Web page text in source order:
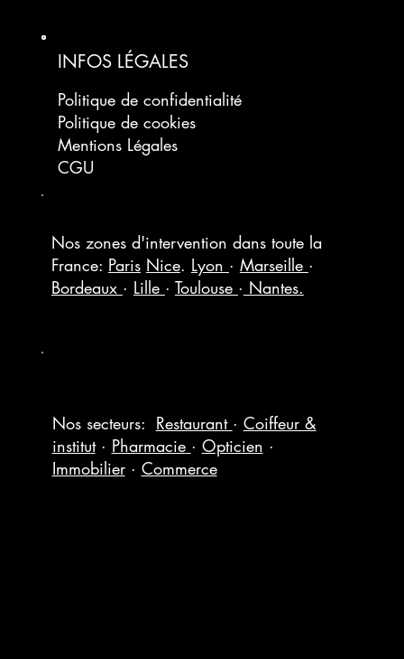
Nos zones d'intervention dans toute la
France: Paris Nice. Lyon · Marseille ·
Bordeaux · Lille · Toulouse · Nantes.
Nos secteurs: Restaurant · Coiffeur &
institut · Pharmacie · Opticien ·
Immobilier· Commerce
INFOS LÉGALES
Politique de confidentialité
Politique de cookies
Mentions Légales
CGU